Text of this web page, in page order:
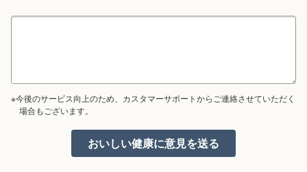
※今後のサービス向上のため、カスタマーサポートからご連絡させていただく
場合もございます。